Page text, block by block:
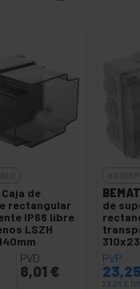
Caja de
rectangular
IP66 libre
LSZH
PVD
8,01 €
de
PVP
23,25 €